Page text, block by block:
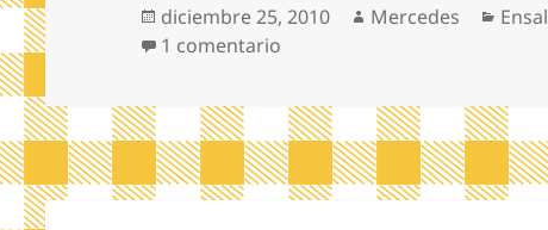
Publicado
el
diciembre 25, 2010 Autor
Mercedes
1 comentario